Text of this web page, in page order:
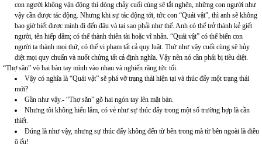
con người không vận động thì dòng chảy cuối cùng sẽ tắt nghẽn, những con người như
vậy cần được tác động. Nhưng khi sự tác động tới, tức con “Quái vật”, thì anh sẽ không
bao giờ biết được mình đi đến đâu và tại sao phải như thế. Anh có thể trở thành kẻ giết
người, tên hiếp dâm; có thể thành thiên tài hoặc vĩ nhân. “Quái vật” có thể biến con
người ta thành mọi thứ, có thể vi phạm tất cả quy luật. Thứ như vậy cuối cùng sẽ hủy
diệt mọi quy chuẩn và nuốt chửng tất cả định nghĩa. Vậy nên nó cần phải bị tiêu diệt.
“Thợ săn” vò hai bàn tay mình vào nhau và nghiến răng tức tối.
Vậy có nghĩa là “Quái vật” sẽ phá vỡ trạng thái hiện tại và thúc đẩy một trạng thái
mới?
Gần như vậy.- “Thợ săn” gõ hai ngón tay lên mặt bàn.
Nhưng tôi không hiểu lắm, có vẻ như sự thúc đẩy trong một số trường hợp là cần
thiết.
Đúng là như vậy, nhưng sự thúc đẩy không đến từ bên trong mà từ bên ngoài là điều
ô ếu!